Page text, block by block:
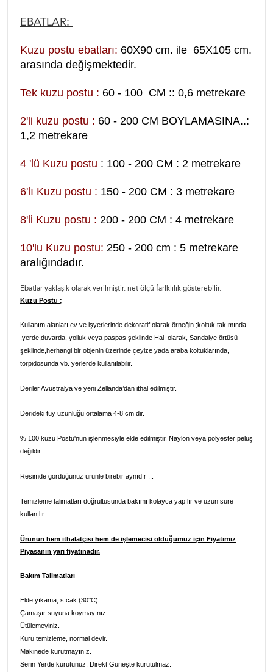
EBATLAR:
Kuzu postu ebatları: 60X90 cm. ile 65X105 cm.
arasında değişmektedir.
Tek kuzu postu : 60 - 100 CM :: 0,6 metrekare
2'li kuzu postu : 60 - 200 CM BOYLAMASINA..:
1,2 metrekare
4 'lü Kuzu postu : 100 - 200 CM : 2 metrekare
6'lı Kuzu postu : 150 - 200 CM : 3 metrekare
8'li Kuzu postu : 200 - 200 CM : 4 metrekare
10'lu Kuzu postu: 250 - 200 cm : 5 metrekare
aralığındadır.
Ebatlar yaklaşık olarak verilmiştir. net ölçü farlklılık gösterebilir.
Kuzu Postu ;
Kullanım alanları ev ve işyerlerinde dekoratif olarak örneğin ;koltuk takımında
,yerde,duvarda, yolluk veya paspas şeklinde Halı olarak, Sandalye örtüsü
şeklinde,herhangi bir objenin üzerinde çeyize yada araba koltuklarında,
torpidosunda vb. yerlerde kullanılabilir.
Deriler Avustralya ve yeni Zellanda’dan ithal edilmiştir.
Derideki tüy uzunluğu ortalama 4-8 cm dir.
% 100 kuzu Postu'nun işlenmesiyle elde edilmiştir. Naylon veya polyester peluş
değildir..
Resimde gördüğünüz ürünle birebir aynıdır ...
Temizleme talimatları doğrultusunda bakımı kolayca yapılır ve uzun süre
kullanılır..
Ürünün hem ithalatçısı hem de işlemecisi olduğumuz için Fiyatımız
Piyasanın yarı fiyatınadır.
Bakım Talimatları
Elde yıkama, sıcak (30°C).
Çamaşır suyuna koymayınız.
Ütülemeyiniz.
Kuru temizleme, normal devir.
Makinede kurutmayınız.
Serin Yerde kurutunuz. Direkt Güneşte kurutulmaz.